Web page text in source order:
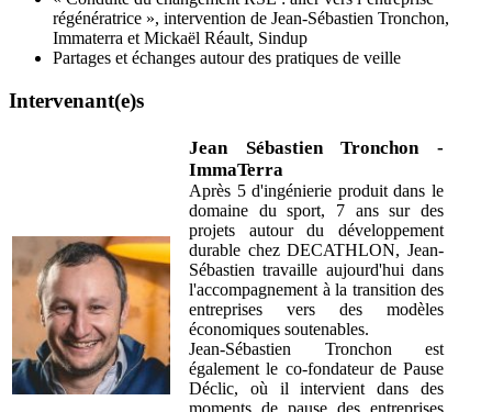
régénératrice », intervention de Jean-Sébastien Tronchon,
Immaterra et Mickaël Réault, Sindup
Partages et échanges autour des pratiques de veille
Intervenant(e)s
Jean Sébastien Tronchon -
ImmaTerra
Après 5 d'ingénierie produit dans le
domaine du sport, 7 ans sur des
projets autour du développement
durable chez DECATHLON, Jean-
Sébastien travaille aujourd'hui dans
l'accompagnement à la transition des
entreprises vers des modèles
économiques soutenables.
Jean-Sébastien Tronchon est
également le co-fondateur de Pause
Déclic, où il intervient dans des
moments de pause des entreprises